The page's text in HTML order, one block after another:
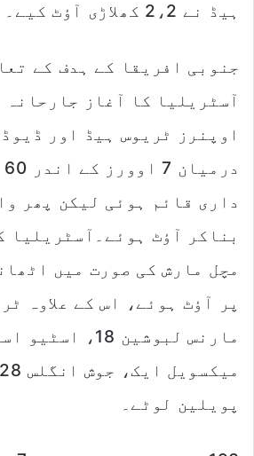
ہیڈ نے 2،2 کھلاڑی آؤٹ کیے۔
جنوبی افریقا کے ہدف کے
آسٹریلیا کا آغاز جارحانہ
اوپنرز ٹریوس ہیڈ اور
بناکر آؤٹ ہوئے۔آسٹریلیا
مچل مارش کی صورت میں
پویلین لوٹے۔